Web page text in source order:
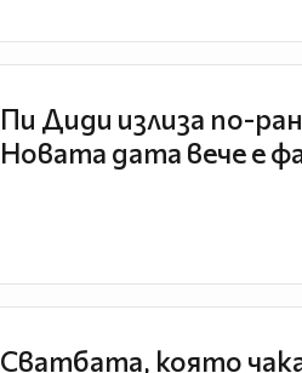
Пи Диди излиза по-
Новата дата вече е
Сватбата, която